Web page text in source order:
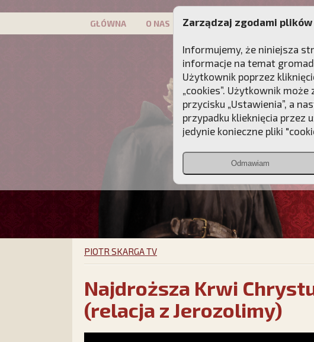
GŁÓWNA O NAS PATRON KAMPANIE
PIOTR SKARGA TV
Najdroższa Krwi
(relacja z Jerozolimy)
Zarządzaj zgodami plików
Informujemy, że niniejsza
informacje na temat
Użytkownik poprzez
„cookies”. Użytkownik
przycisku „Ustawienia”, a
przypadku klieknięcia przez
jedynie konieczne pliki
Odmawiam